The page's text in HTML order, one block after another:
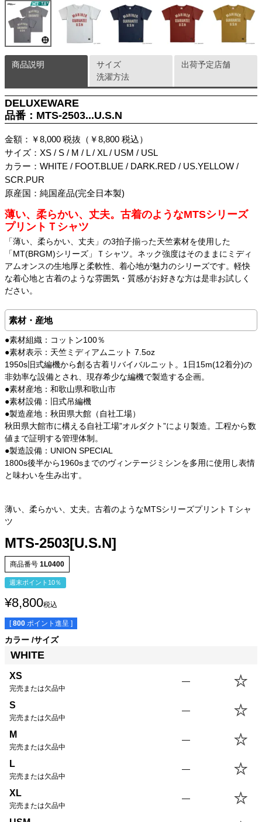
商品説明
DELUXEWARE
品番：MTS-2503...U.S.N
金額：￥8,000 税抜（￥8,800 税込）
サイズ：XS / S / M / L / XL / USM / USL
カラー：WHITE / FOOT.BLUE / DARK.RED / US.YELLOW /
SCR.PUR
原産国：純国産品(完全日本製)
薄い、柔らかい、丈夫。古着のようなMTSシリーズ
プリントＴシャツ
「薄い、柔らかい、丈夫」の3拍子揃った天竺素材を使用した
「MT(BRGM)シリーズ」Ｔシャツ。ネック強度はそのままにミディ
アムオンスの生地厚と柔軟性、着心地が魅力のシリーズです。軽快
な着心地と古着のような雰囲気・質感がお好きな方は是非お試しく
ださい。
素材・産地
●素材組織：コットン100％
●素材表示：天竺ミディアムニット 7.5oz
1950s旧式編機から創る古着リバイバルニット。1日15m(12着分)の
非効率な設備とされ、現存希少な編機で製造する企画。
●素材産地：和歌山県和歌山市
●素材設備：旧式吊編機
●製造産地：秋田県大館（自社工場）
秋田県大館市に構える自社工場”オルダクト”により製造。工程から数
値まで証明する管理体制。
●製造設備：UNION SPECIAL
1800s後半から1960sまでのヴィンテージミシンを多用に使用し表情
と味わいを生み出す。
サイズ
洗濯方法
サイズ 身丈
XS
55.0cm
S
M
61.0cm49.0cm
XL
67.0cm55.0cm
USM
USL
70.0cm61.0cm
出荷予定店舗
薄い、柔らかい、丈夫。古着のようなMTSシリーズプリントＴシャ
ツ
MTS-2503[U.S.N]
商品番号 1L0400
週末ポイント10％
¥8,800税込
[ 800 ポイント進呈 ]
カラー サイズ
WHITE
XS
完売または欠品中
—
S
完売または欠品中
—
M
完売または欠品中
—
L
完売または欠品中
—
XL
完売または欠品中
—